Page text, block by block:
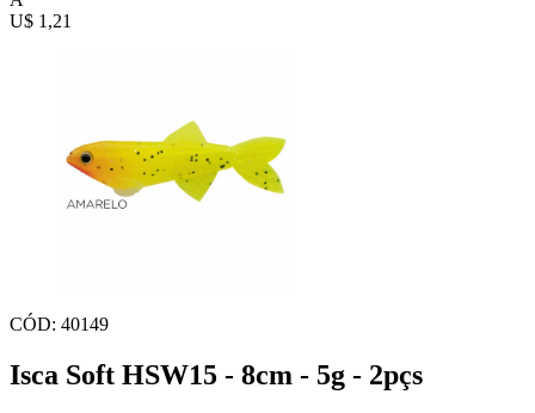
U$ 1,21
CÓD: 40149
Isca Soft HSW15 - 8cm - 5g - 2pçs